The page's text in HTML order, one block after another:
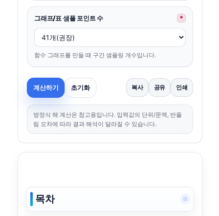
그래프/표 샘플 포인트 수 *
함수 그래프를 만들 때 구간 샘플링 개수입니다.
계산하기 초기화 복사 공유 인쇄
방정식 해 계산은 참고용입니다. 입력값의 단위/문맥, 반올
림 오차에 따라 결과 해석이 달라질 수 있습니다.
목차